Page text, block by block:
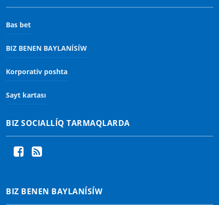
Bas bet
BIZ BENEN BAYLANÍSÍW
Korporativ poshta
Sayt kartası
BIZ SOCIALLÍQ TARMAQLARDA
BIZ BENEN BAYLANÍSÍW